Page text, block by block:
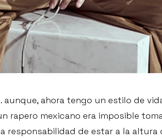
aunque, ahora tengo un estilo de
rapero mexicano era imposible
responsabilidad de estar a la